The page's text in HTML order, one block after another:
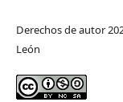
Derechos de autor
León